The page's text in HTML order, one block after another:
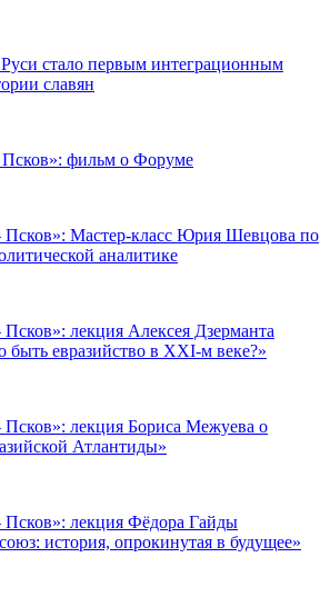
стало первым интеграционным
славян
Псков»: фильм о Форуме
Псков»: Мастер-класс Юрия Шевцова по
аналитике
Псков»: лекция Алексея Дзерманта
евразийство в XXI-м веке?»
Псков»: лекция Бориса Межуева о
Атлантиды»
Псков»: лекция Фёдора Гайды
история, опрокинутая в будущее»